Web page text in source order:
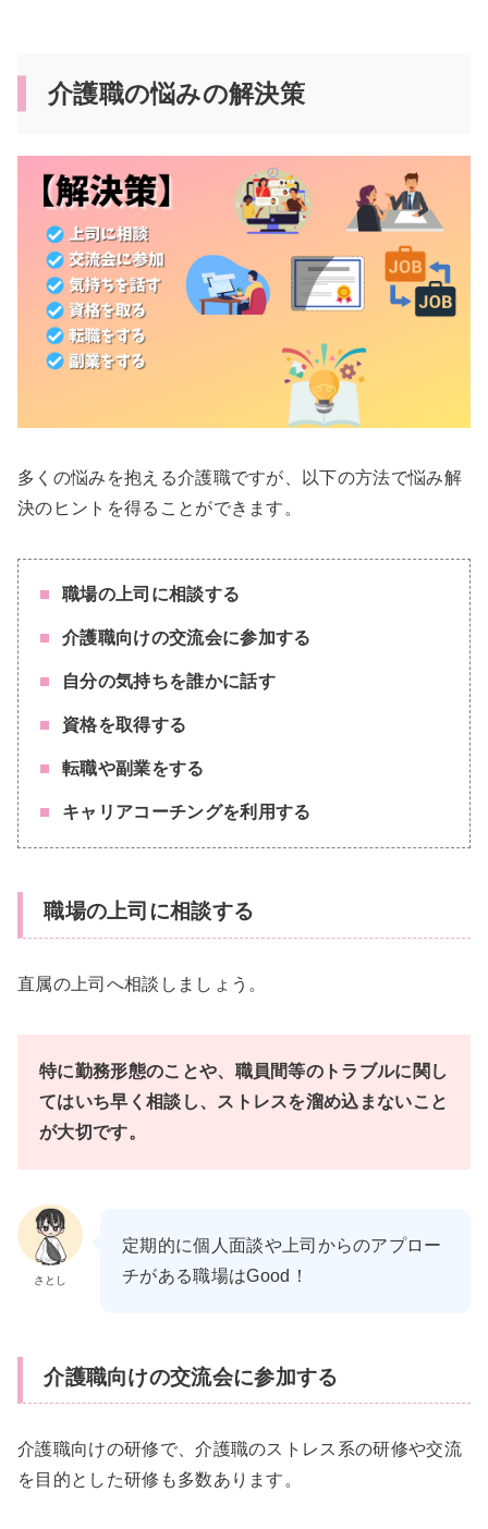
介護職の悩みの解決策
多くの悩みを抱える介護職ですが、以下の方法で悩み解
決のヒントを得ることができます。
職場の上司に相談する
介護職向けの交流会に参加する
自分の気持ちを誰かに話す
資格を取得する
転職や副業をする
キャリアコーチングを利用する
職場の上司に相談する
直属の上司へ相談しましょう。
特に勤務形態のことや、職員間等のトラブルに関し
てはいち早く相談し、ストレスを溜め込まないこと
が大切です。
さとし
定期的に個人面談や上司からのアプロー
チがある職場はGood！
介護職向けの交流会に参加する
介護職向けの研修で、介護職のストレス系の研修や交流
を目的とした研修も多数あります。